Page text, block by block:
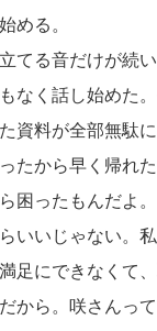
める。
てる音だけが続
なく話し始めた
資料が全部無駄
たから早く帰れ
困ったもんだよ
いいじゃない。
足にできなくて
から。咲さんっ